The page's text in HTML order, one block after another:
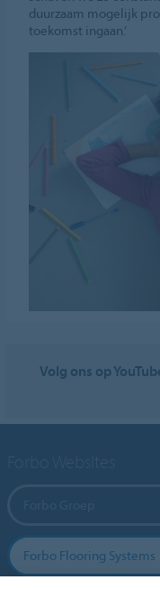
duurzaam mogelijk
toekomst ingaan.’
Volg ons op
Forbo Flooring Systems